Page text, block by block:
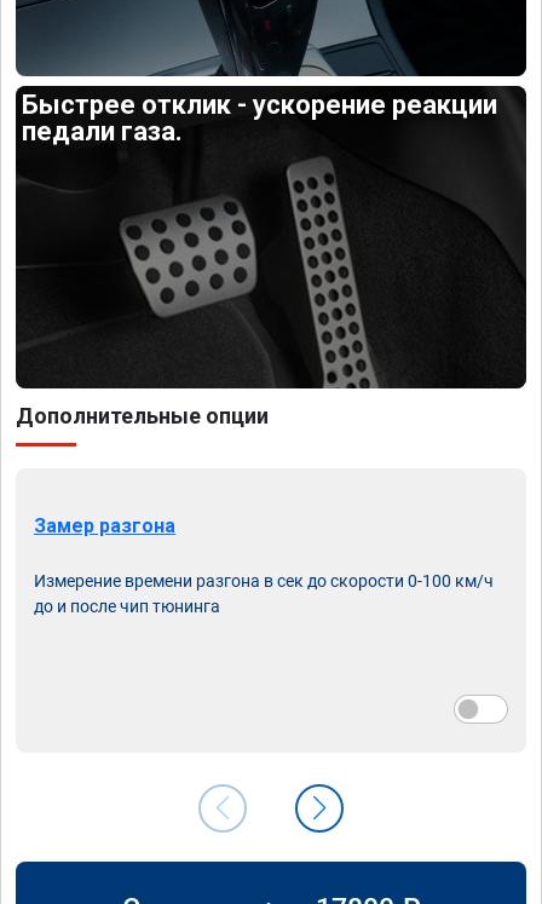
Быстрее отклик - ускорение реакции
педали газа.
Дополнительные опции
Замер разгона
Измерение времени разгона в сек до скорости 0-100 км/ч
до и после чип тюнинга